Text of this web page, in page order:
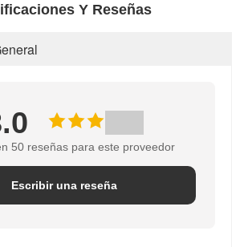
Y Reseñas
50 reseñas para este proveedor
Escribir una reseña